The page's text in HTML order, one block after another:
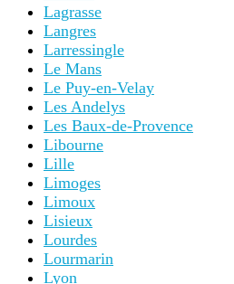
Lagrasse
Langres
Larressingle
Le Mans
Le Puy-en-Velay
Les Andelys
Les Baux-de-Provence
Libourne
Lille
Limoges
Limoux
Lisieux
Lourdes
Lourmarin
Lyon